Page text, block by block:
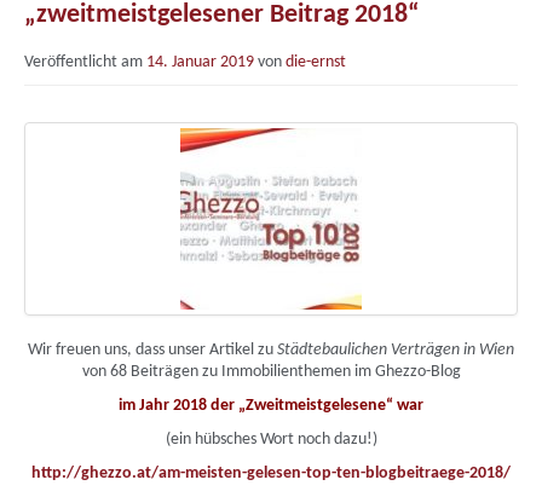
„zweitmeistgelesener Beitrag 2018“
Veröffentlicht am 14. Januar 2019 von die-ernst
Wir freuen uns, dass unser Artikel zu Städtebaulichen Verträgen in Wien
von 68 Beiträgen zu Immobilienthemen im Ghezzo-Blog
im Jahr 2018 der „Zweitmeistgelesene“ war
(ein hübsches Wort noch dazu!)
http://ghezzo.at/am-meisten-gelesen-top-ten-blogbeitraege-2018/